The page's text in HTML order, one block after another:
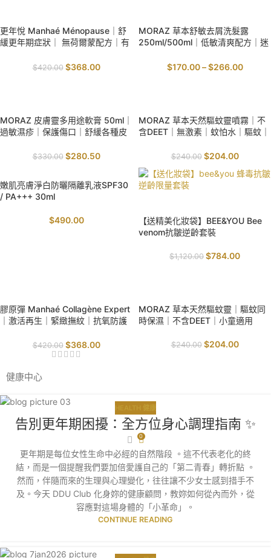
更年悅 Manhaé Ménopause｜舒
緩更年期症狀｜ 無荷爾蒙配方｜有
情緒健康$420.00 $368.00
MORAZ 草本舒敏去屑洗髮露
250ml/500ml｜低敏清爽配方｜迷
$170.00 – $266.00
MORAZ 皮膚靈多用途軟膏 50ml｜
過敏濕疹｜保護傷口｜舒緩各種皮
$330.00 $280.50
MORAZ 草本天然驅蚊靈噴霧｜不
含DEET｜無激素｜蚊怕水｜驅蚊｜
$240.00 $204.00
嫩肌亮膚淨白防曬隔離乳液SPF30
/ PA+++ 30ml
$490.00
【送精美化妝袋】BEE&YOU Bee
venom抗皺逆齡套裝
$1,120.00 $784.00
膠原彈 Manhaé Collagène Expert
｜激活再生｜緊緻撫紋｜抗氧防護
$420.00 $368.00
MORAZ 草本天然驅蚊靈｜驅蚊同
時保濕｜不含DEET｜小童適用
$240.00 $204.00
健康中心
告別更年期困擾：全方位身心調理指南 ✨
0
更年期是每位女性生命中必經的自然階段 。這不代表老化的終
結，而是一個提醒我們要加倍愛護自己的「第二青春」轉折點 。
然而，伴隨而來的生理與心理變化，往往讓不少女士感到措手不
及。今天 DDU Club 化身妳的健康顧問，教妳如何從內而外，從
容應對這場身體的「小革命」。
CONTINUE READING